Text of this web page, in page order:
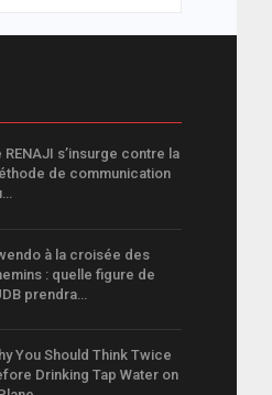
RENAJI s’insurge contre la
de communication
à la croisée des
: quelle figure de
prendra…
You Should Think Twice
Drinking Tap Water on